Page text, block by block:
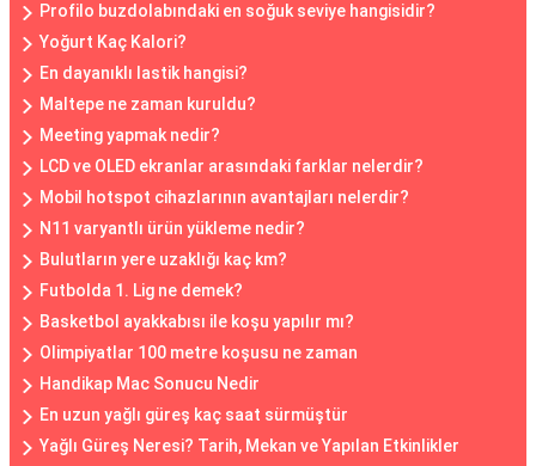
Profilo buzdolabındaki en soğuk seviye hangisidir?
Yoğurt Kaç Kalori?
En dayanıklı lastik hangisi?
Maltepe ne zaman kuruldu?
Meeting yapmak nedir?
LCD ve OLED ekranlar arasındaki farklar nelerdir?
Mobil hotspot cihazlarının avantajları nelerdir?
N11 varyantlı ürün yükleme nedir?
Bulutların yere uzaklığı kaç km?
Futbolda 1. Lig ne demek?
Basketbol ayakkabısı ile koşu yapılır mı?
Olimpiyatlar 100 metre koşusu ne zaman
Handikap Mac Sonucu Nedir
En uzun yağlı güreş kaç saat sürmüştür
Yağlı Güreş Neresi? Tarih, Mekan ve Yapılan Etkinlikler